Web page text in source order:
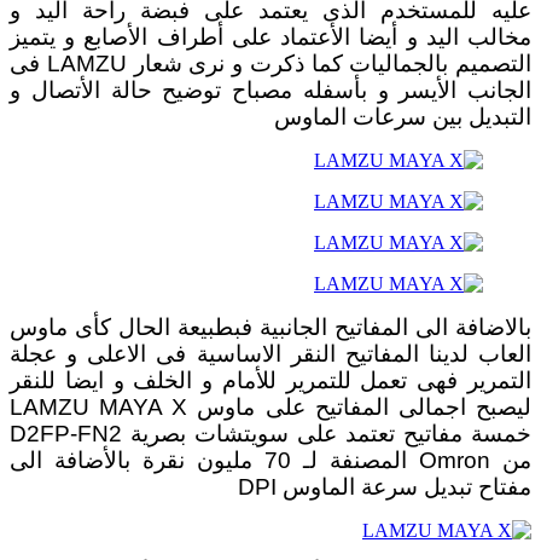
عليه للمستخدم الذى يعتمد على فبضة راحة اليد و
مخالب اليد و أيضا الأعتماد على أطراف الأصابع و يتميز
التصميم بالجماليات كما ذكرت و نرى شعار LAMZU فى
الجانب الأيسر و بأسفله مصباح توضيح حالة الأتصال و
التبديل بين سرعات الماوس
بالاضافة الى المفاتيح الجانبية فبطبيعة الحال كأى ماوس
العاب لدينا المفاتيح النقر الاساسية فى الاعلى و عجلة
التمرير فهى تعمل للتمرير للأمام و الخلف و ايضا للنقر
ليصبح اجمالى المفاتيح على ماوس LAMZU MAYA X
خمسة مفاتيح تعتمد على سويتشات بصرية D2FP-FN2
من Omron المصنفة لـ 70 مليون نقرة بالأضافة الى
مفتاح تبديل سرعة الماوس DPI